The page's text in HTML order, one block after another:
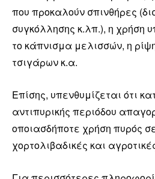
που προκαλούν σπινθήρες
συγκόλλησης κ.λπ.), η χρήση
το κάπνισμα μελισσών, η
τσιγάρων κ.α.
Επίσης, υπενθυμίζεται ότι
αντιπυρικής περιόδου
οποιασδήποτε χρήση πυρός
χορτολιβαδικές και